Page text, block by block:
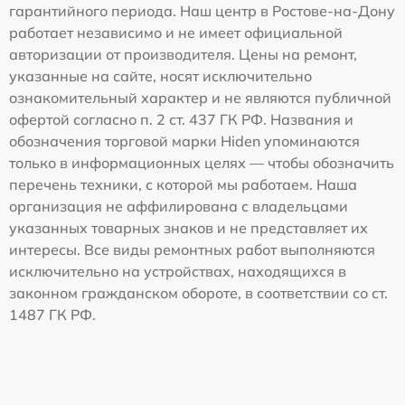
гарантийного периода. Наш центр в Ростове-на-Дону
работает независимо и не имеет официальной
авторизации от производителя. Цены на ремонт,
указанные на сайте, носят исключительно
ознакомительный характер и не являются публичной
офертой согласно п. 2 ст. 437 ГК РФ. Названия и
обозначения торговой марки Hiden упоминаются
только в информационных целях — чтобы обозначить
перечень техники, с которой мы работаем. Наша
организация не аффилирована с владельцами
указанных товарных знаков и не представляет их
интересы. Все виды ремонтных работ выполняются
исключительно на устройствах, находящихся в
законном гражданском обороте, в соответствии со ст.
1487 ГК РФ.